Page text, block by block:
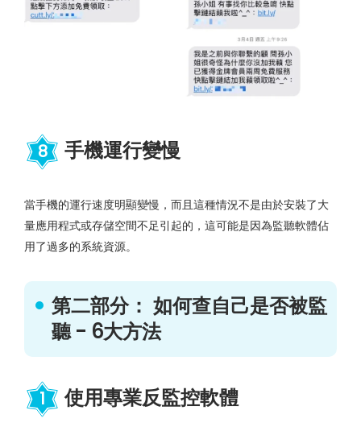
8 手機運行變慢
當手機的運行速度明顯變慢，而且這種情況不是由於安裝了大
量應用程式或存儲空間不足引起的，這可能是因為監聽軟體佔
用了過多的系統資源。
第二部分： 如何查自己是否被監
聽 - 6大方法
1 使用專業反監控軟體